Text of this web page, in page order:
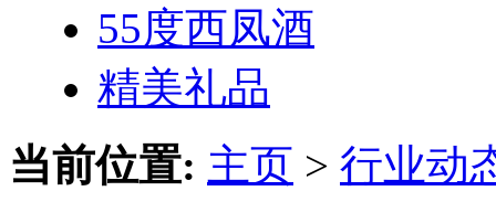
55度西凤酒
精美礼品
当前位置: 主页 > 行业动